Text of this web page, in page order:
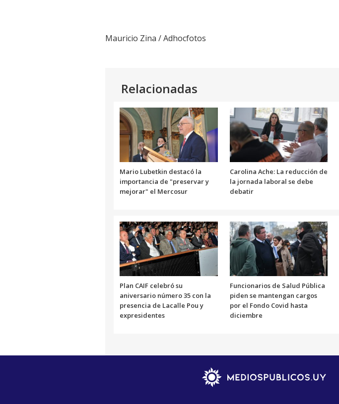
Mauricio Zina / Adhocfotos
Relacionadas
Mario Lubetkin destacó la
importancia de "preservar y
mejorar" el Mercosur
Carolina Ache: La reducción de
la jornada laboral se debe
debatir
Plan CAIF celebró su
aniversario número 35 con la
presencia de Lacalle Pou y
expresidentes
Funcionarios de Salud Pública
piden se mantengan cargos
por el Fondo Covid hasta
diciembre